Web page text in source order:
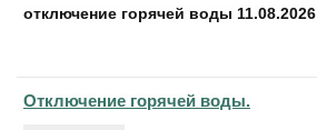
отключение горячей воды
Отключение горячей воды.